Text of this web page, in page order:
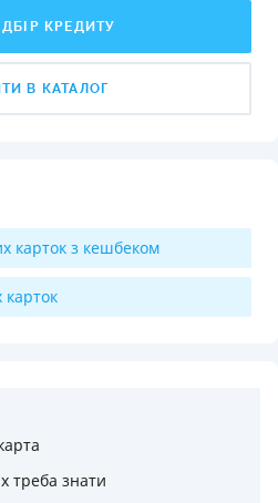
треба знати
КРЕДИТУ
В КАТАЛОГ
карток з кешбеком
карток